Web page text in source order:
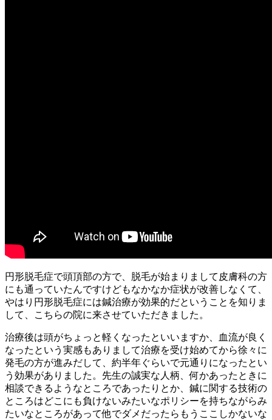
円形脱毛症で頭頂部の方で、脱毛が始まりまして皮膚科の方
にも通っていたんですけどもなかなか症状が改善しなくて、
やはり円形脱毛症には鍼治療が効果的だということを知りま
して、こちらの院に来させていただきました。
治療後は頭がちょっと軽くなったといいますか、血流が良く
なったという実感もありまして治療を受け始めてから徐々に
発毛の方が進みだして、約半年ぐらいで元通りになったとい
う効果がありました。先生の誠実な人柄、何かあったときに
相談できるようなところであったりとか、鍼に関する技術の
ところはどこにも負けないみたいなポリシーを持ちながらみ
たいなところがあって他でダメだったらもうここしかないな